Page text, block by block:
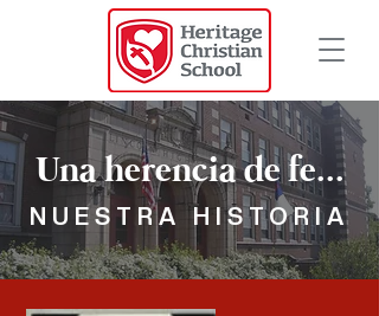
Una herencia de fe...
NUESTRA HISTORIA